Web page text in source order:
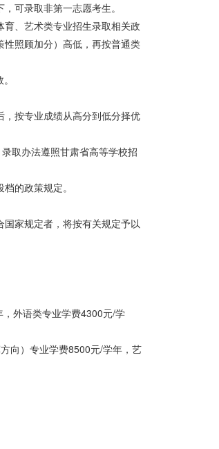
可录取非第一志愿考生。
、艺术类专业招生录取相关政
照顾加分）高低，再按普通类
按专业成绩从高分到低分择优
取办法遵照甘肃省高等学校招
的政策规定。
家规定者，将按有关规定予以
外语类专业学费4300元/学
向）专业学费8500元/学年，艺